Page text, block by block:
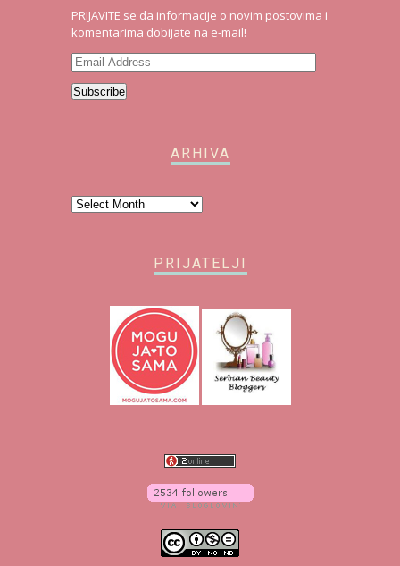
PRIJAVITE se da informacije o novim postovima i
komentarima dobijate na e-mail!
Email
Address
Subscribe
ARHIVA
Arhiva
PRIJATELJI